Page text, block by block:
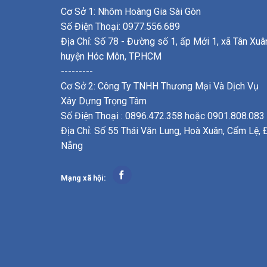
Cơ Sở 1: Nhôm Hoàng Gia Sài Gòn
Số Điện Thoại: 0977.556.689
Địa Chỉ: Số 78 - Đường số 1, ấp Mới 1, xã Tân
huyện Hóc Môn, TP.HCM
---------
Cơ Sở 2: Công Ty TNHH Thương Mại Và Dịch Vụ
Xây Dựng Trọng Tâm
Số Điện Thoại : 0896.472.358 hoặc 0901.808.083
Địa Chỉ: Số 55 Thái Văn Lung, Hoà Xuân, Cẩm Lệ,
Nẵng
Mạng xã hội: